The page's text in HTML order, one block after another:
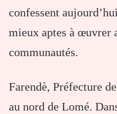
confessent
mieux aptes à œuvrer
communautés.
Farendè, Préfecture
au nord de Lomé.